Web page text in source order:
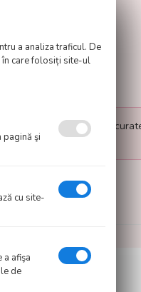
pentru a verifica
a analiza traficul. De
în care folosiți site-ul
pagină şi
cu site-
afişa
de